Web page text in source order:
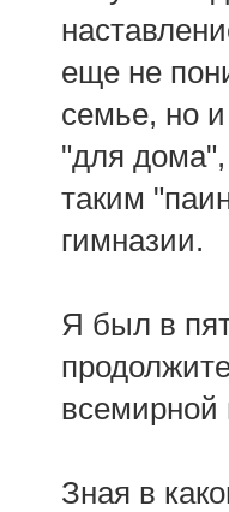
еще не
семье, но
"для
таким
гимназии.
Я был в
всемирной
Зная в